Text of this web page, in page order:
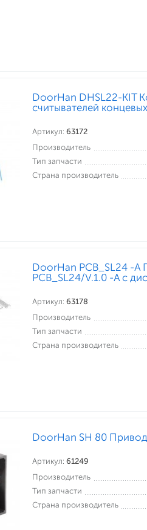
DoorHan DHSL22-KIT
считывателей
Артикул: 63172
Производитель
Тип запчасти
Страна производитель
DoorHan PCB_SL24 -A
PCB_SL24/V.1.0 -A с
Артикул: 63178
Производитель
Тип запчасти
Страна производитель
DoorHan SH 80
Артикул: 61249
Производитель
Тип запчасти
Страна производитель